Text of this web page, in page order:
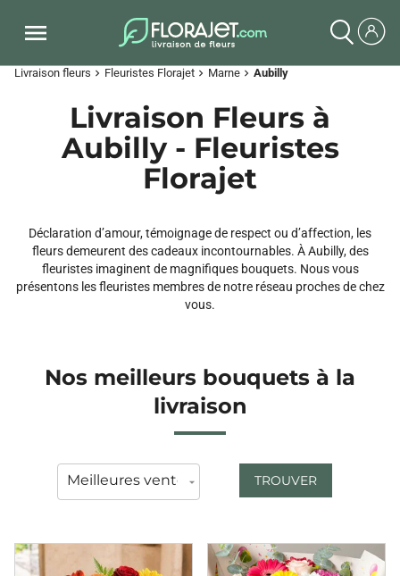
Livraison fleurs chevron_right Fleuristes Florajet chevron_right Marne chevron_right Aubilly
Livraison Fleurs à
Aubilly - Fleuristes
Florajet
Déclaration d’amour, témoignage de respect ou d’affection, les
fleurs demeurent des cadeaux incontournables. À Aubilly, des
fleuristes imaginent de magnifiques bouquets. Nous vous
présentons les fleuristes membres de notre réseau proches de chez
vous.
Nos meilleurs bouquets à la
livraison
TROUVER